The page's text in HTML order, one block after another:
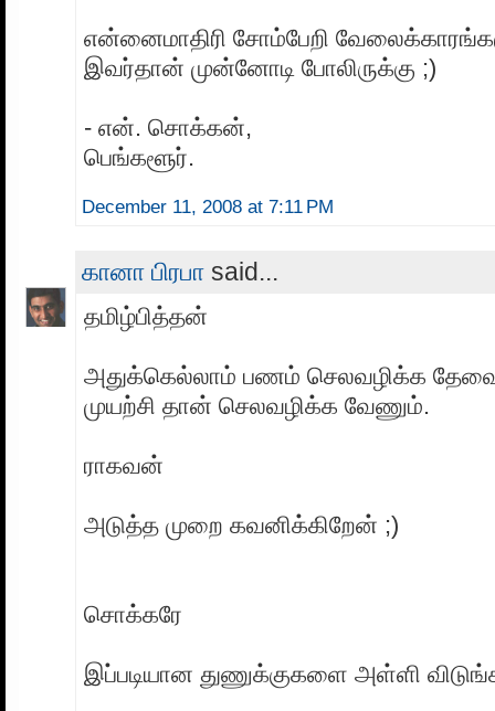
என்னைமாதிரி சோம்பேறி
இவர்தான் முன்னோடி போலிருக்கு ;)
- என். சொக்கன்,
பெங்களூர்.
December 11, 2008 at 7:11 PM
கானா பிரபா said...
தமிழ்பித்தன்
அதுக்கெல்லாம் பணம் செலவழிக்க
முயற்சி தான் செலவழிக்க வேணும்.
ராகவன்
அடுத்த முறை கவனிக்கிறேன் ;)
சொக்கரே
இப்படியான துணுக்குகளை அள்ளி